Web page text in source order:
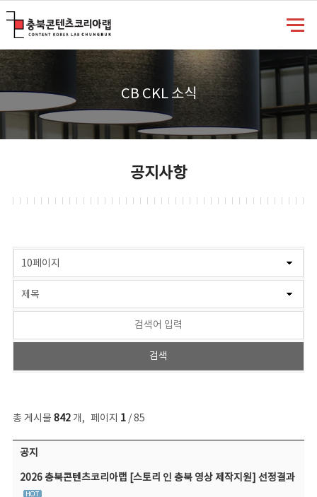
CB CKL 소식
공지사항
총 게시물 842개, 페이지 1/ 85
공지사항 목록 - 번호, 제목, 작성자, 파일, 조회수, 작성일 정보 제공
공지
2026 충북콘텐츠코리아랩 [스토리 인 충북 영상 제작지원] 선정결과